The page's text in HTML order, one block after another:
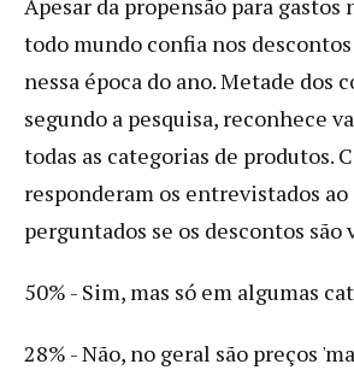
Apesar da propensão para gastos
todo mundo confia nos
nessa época do ano. Metade dos
segundo a pesquisa, reconhece
todas as categorias de produtos.
responderam os entrevistados
perguntados se os descontos são
50% - Sim, mas só em algumas
28% - Não, no geral são preços